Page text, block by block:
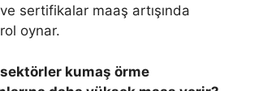
sertifikalar maaş artışında
oynar.
kumaş örme